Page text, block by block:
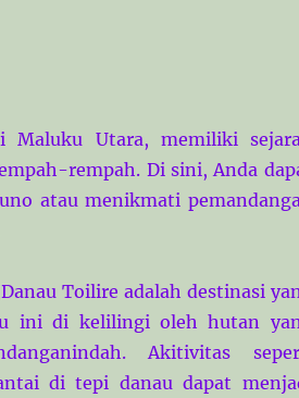
Maluku Utara, memiliki
rempah. Di sini, Anda
atau menikmati
Toilire adalah destinasi
ini di kelilingi oleh hutan
Akitivitas
di tepi danau dapat